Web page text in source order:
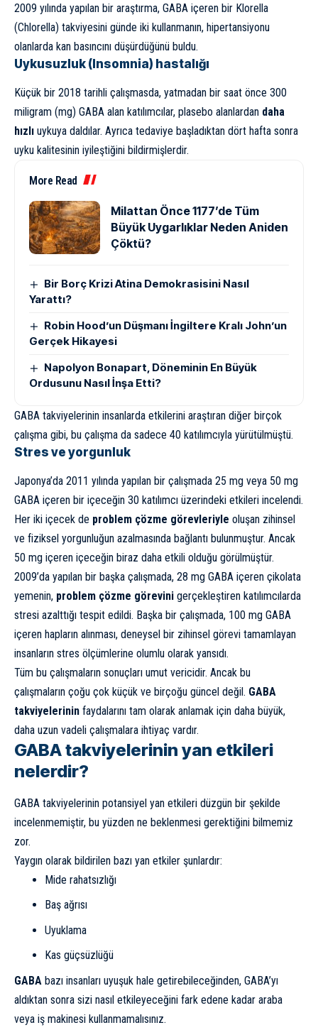
2009 yılında yapılan bir araştırma, GABA içeren bir Klorella
(Chlorella) takviyesini günde iki kullanmanın, hipertansiyonu
olanlarda kan basıncını düşürdüğünü buldu.
Uykusuzluk (Insomnia) hastalığı
Küçük bir 2018 tarihli çalışmasda, yatmadan bir saat önce 300
miligram (mg) GABA alan katılımcılar, plasebo alanlardan daha
hızlı uykuya daldılar. Ayrıca tedaviye başladıktan dört hafta sonra
uyku kalitesinin iyileştiğini bildirmişlerdir.
More Read
Milattan Önce 1177’de Tüm
Büyük Uygarlıklar Neden Aniden
Çöktü?
Bir Borç Krizi Atina Demokrasisini Nasıl
Yarattı?
Robin Hood’un Düşmanı İngiltere Kralı John’un
Gerçek Hikayesi
Napolyon Bonapart, Döneminin En Büyük
Ordusunu Nasıl İnşa Etti?
GABA takviyelerinin insanlarda etkilerini araştıran diğer birçok
çalışma gibi, bu çalışma da sadece 40 katılımcıyla yürütülmüştü.
Stres ve yorgunluk
Japonya’da 2011 yılında yapılan bir çalışmada 25 mg veya 50 mg
GABA içeren bir içeceğin 30 katılımcı üzerindeki etkileri incelendi.
Her iki içecek de problem çözme görevleriyle oluşan zihinsel
ve fiziksel yorgunluğun azalmasında bağlantı bulunmuştur. Ancak
50 mg içeren içeceğin biraz daha etkili olduğu görülmüştür.
2009’da yapılan bir başka çalışmada, 28 mg GABA içeren çikolata
yemenin, problem çözme görevini gerçekleştiren katılımcılarda
stresi azalttığı tespit edildi. Başka bir çalışmada, 100 mg GABA
içeren hapların alınması, deneysel bir zihinsel görevi tamamlayan
insanların stres ölçümlerine olumlu olarak yansıdı.
Tüm bu çalışmaların sonuçları umut vericidir. Ancak bu
çalışmaların çoğu çok küçük ve birçoğu güncel değil. GABA
takviyelerinin faydalarını tam olarak anlamak için daha büyük,
daha uzun vadeli çalışmalara ihtiyaç vardır.
GABA takviyelerinin yan etkileri
nelerdir?
GABA takviyelerinin potansiyel yan etkileri düzgün bir şekilde
incelenmemiştir, bu yüzden ne beklenmesi gerektiğini bilmemiz
zor.
Yaygın olarak bildirilen bazı yan etkiler şunlardır:
Mide rahatsızlığı
Baş ağrısı
Uyuklama
Kas güçsüzlüğü
GABA bazı insanları uyuşuk hale getirebileceğinden, GABA’yı
aldıktan sonra sizi nasıl etkileyeceğini fark edene kadar araba
veya iş makinesi kullanmamalısınız.